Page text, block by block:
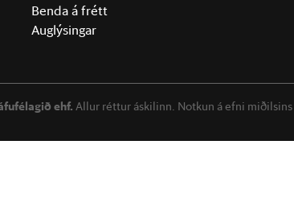
Benda á frétt
Auglýsingar
ehf. Allur réttur áskilinn. Notkun á efni miðilsins